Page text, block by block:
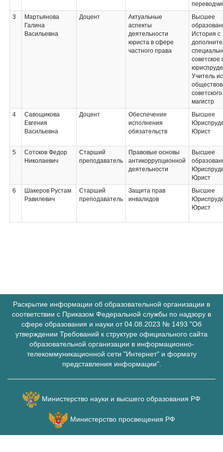
проблемы и
тенденции
развития;
Защита прав
потребителей:
3
Мартьянова
Галина
Васильевна
Доцент
Актуальные
аспекты
деятельности
юриста в сфере
частного права
Высшее
История с
советское
Учитель
магистр
4
Савощикова
Евгения
Васильевна
Доцент
Обеспечение
исполнения
обязательств
Высшее
Юрист
5
Сотсков Федор
Николаевич
Старший
преподаватель
Правовые основы
антикоррупционной
деятельности
Высшее
Юрист
6
Шакеров Рустам
Равилевич
Старший
преподаватель
Защита прав
инвалидов
Высшее
Юрист
Раскрытие информации об образовательной организации в
соответствии с Приказом Федеральной службы по надзору в
сфере образования и науки от 04.08.2023 № 1493 "Об
утверждении Требований к структуре официального сайта
образовательной организации в информационно-
телекоммуникационной сети "Интернет" и формату
представления информации".
Министерство науки и высшего образования РФ
Министерство просвещения РФ